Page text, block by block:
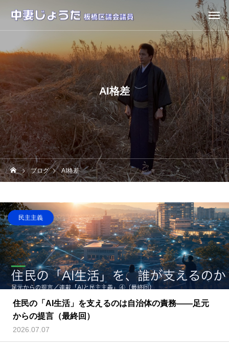
AI格差
ブログ AI格差
民主主義
住民の「AI生活」を支えるのは自治体の責務——足元
からの提言（最終回）
2026.07.07